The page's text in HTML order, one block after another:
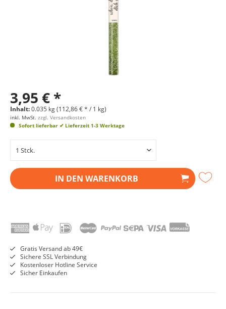
3,95 € *
Inhalt:0.035 kg (112,86 € * / 1 kg)
inkl. MwSt. zzgl. Versandkosten
Sofort lieferbar ✔ Lieferzeit 1-3 Werktage
IN DEN WARENKORB
Gratis Versand ab 49€
Sichere SSL Verbindung
Kostenloser Hotline Service
Sicher Einkaufen